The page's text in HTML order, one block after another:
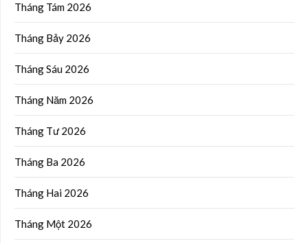
Tháng Tám 2026
Tháng Bảy 2026
Tháng Sáu 2026
Tháng Năm 2026
Tháng Tư 2026
Tháng Ba 2026
Tháng Hai 2026
Tháng Một 2026